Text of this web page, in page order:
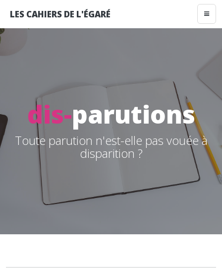
LES CAHIERS DE L'ÉGARÉ
dis-parutions
Toute parution n'est-elle pas vouée à
disparition ?